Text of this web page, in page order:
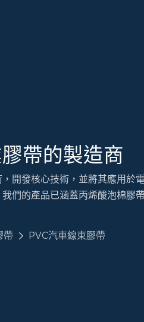
帶的製造商
開發核心技術，並將其應用於
們的產品已涵蓋丙烯酸泡棉膠
帶 PVC汽車線束膠帶